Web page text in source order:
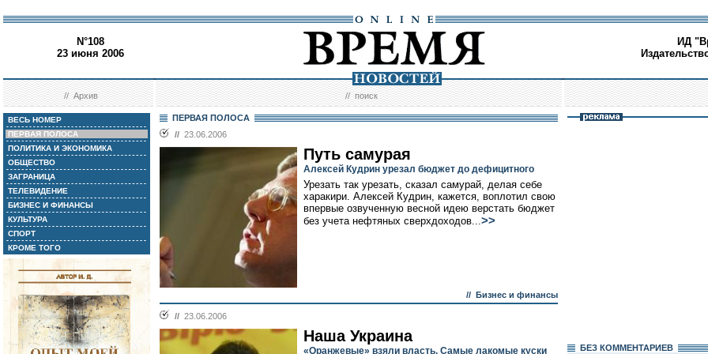
N°108
23 июня 2006
ИД
//Архив //поиск
ВЕСЬ НОМЕР
ПЕРВАЯ ПОЛОСА
ПОЛИТИКА И ЭКОНОМИКА
ОБЩЕСТВО
ЗАГРАНИЦА
ТЕЛЕВИДЕНИЕ
БИЗНЕС И ФИНАНСЫ
КУЛЬТУРА
СПОРТ
КРОМЕ ТОГО
ПЕРВАЯ ПОЛОСА
// 23.06.2006
Путь самурая
Алексей Кудрин урезал бюджет до дефицитного
Урезать так урезать, сказал самурай, делая себе
харакири. Алексей Кудрин, кажется, воплотил свою
впервые озвученную весной идею верстать бюджет
без учета нефтяных сверхдоходов...>>
// Бизнес и финансы
// 23.06.2006
Наша Украина
«Оранжевые» взяли власть. Самые лакомые куски
БЕЗ КОМMЕНТАРИЕВ